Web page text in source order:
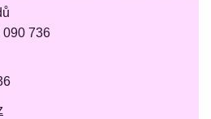
090 736